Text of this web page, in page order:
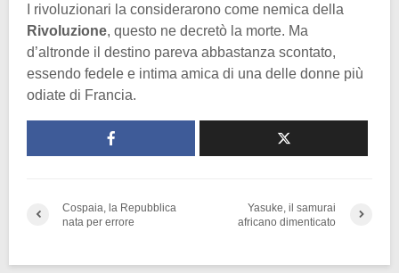
I rivoluzionari la considerarono come nemica della
Rivoluzione, questo ne decretò la morte. Ma
d’altronde il destino pareva abbastanza scontato,
essendo fedele e intima amica di una delle donne più
odiate di Francia.
Cospaia, la Repubblica
nata per errore
Yasuke, il samurai
africano dimenticato